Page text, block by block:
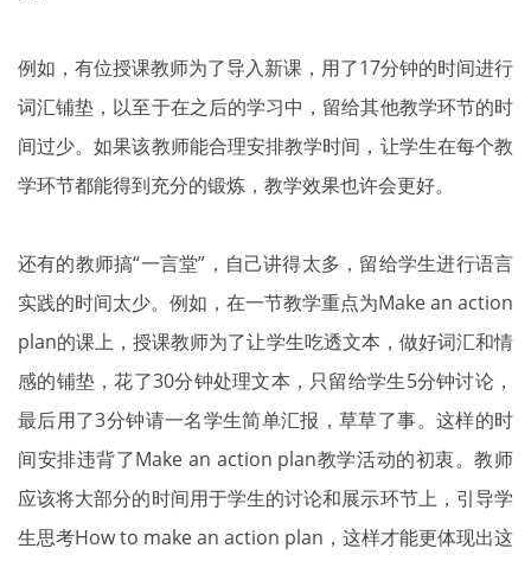
例如，有位授课教师为了导入新课，用了17分钟的时间进行
词汇铺垫，以至于在之后的学习中，留给其他教学环节的时
间过少。如果该教师能合理安排教学时间，让学生在每个教
学环节都能得到充分的锻炼，教学效果也许会更好。
还有的教师搞“一言堂”，自己讲得太多，留给学生进行语言
实践的时间太少。例如，在一节教学重点为Make an action
plan的课上，授课教师为了让学生吃透文本，做好词汇和情
感的铺垫，花了30分钟处理文本，只留给学生5分钟讨论，
最后用了3分钟请一名学生简单汇报，草草了事。这样的时
间安排违背了Make an action plan教学活动的初衷。教师
应该将大部分的时间用于学生的讨论和展示环节上，引导学
生思考How to make an action plan，这样才能更体现出这